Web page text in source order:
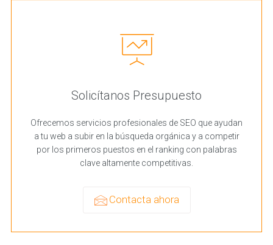
Solicítanos Presupuesto
Ofrecemos servicios profesionales de SEO que ayudan
a tu web a subir en la búsqueda orgánica y a competir
por los primeros puestos en el ranking con palabras
clave altamente competitivas.
Contacta ahora